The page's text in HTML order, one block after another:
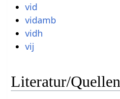
vid
vidamb
vidh
vij
Literatur/Quellen